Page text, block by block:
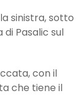
sinistra, sotto
di Pasalic sul
con il
che tiene il